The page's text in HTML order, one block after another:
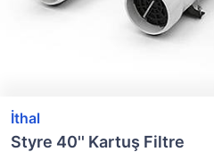
İthal
Styre 40'' Kartuş Filtre